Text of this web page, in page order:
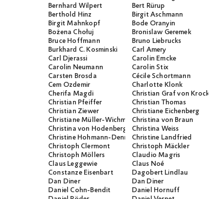
Bernhard Wilpert
Bert Rürup
Berthold Hinz
Birgit Aschmann
Birgit Mahnkopf
Bode Oranyin
Bożena Chołuj
Bronislaw Geremek
Bruce Hoffmann
Bruno Liebrucks
Burkhard C. Kosminski
Carl Amery
Carl Djerassi
Carolin Emcke
Carolin Neumann
Carolin Stix
Carsten Brosda
Cécile Schortmann
Cem Özdemir
Charlotte Klonk
Cherifa Magdi
Christian Graf von
Christian Pfeiffer
Christian Thomas
Christian Ziewer
Christiane Eichenberg
Christiane Müller-WichmannChristina von Braun
Christina von Hodenberg
Christina Weiss
Christine Hohmann-DennhardtChristine Landfried
Christoph Clermont
Christoph Mäckler
Christoph Möllers
Claudio Magris
Claus Leggewie
Claus Noé
Constanze Eisenbart
Dagobert Lindlau
Dan Diner
Dan Diner
Daniel Cohn-Bendit
Daniel Hornuff